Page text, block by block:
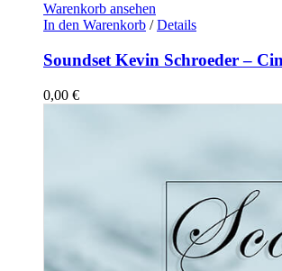
Warenkorb ansehen
In den Warenkorb / Details
Soundset Kevin Schroeder –
0,00 €